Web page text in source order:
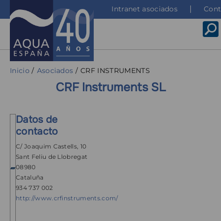
contenido
Top
Intranet asociados
Sobrescribir
ayuda
la
navegación
Inicio Asociados CRF INSTRUMENTS
CRF Instruments SL
Datos de
contacto
C/ Joaquim Castells, 10
Sant Feliu de Llobregat
08980
Cataluña
934 737 002
http://www.crfinstruments.com/